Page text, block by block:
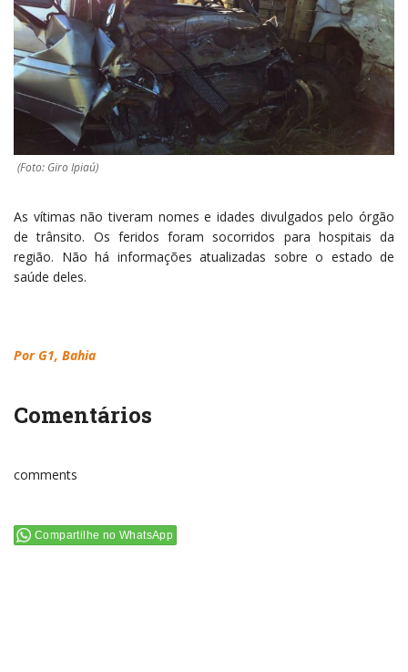
(Foto: Giro Ipiaú)
As vítimas não tiveram nomes e idades divulgados pelo órgão
de trânsito. Os feridos foram socorridos para hospitais da
região. Não há informações atualizadas sobre o estado de
saúde deles.
Por G1, Bahia
Comentários
comments
Compartilhe no WhatsApp